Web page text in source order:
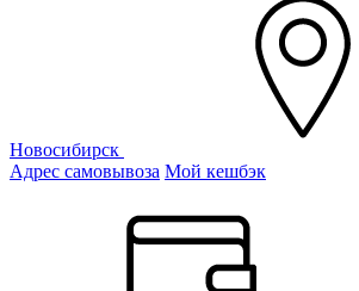
Новосибирск
Адрес самовывоза Мой кешбэк